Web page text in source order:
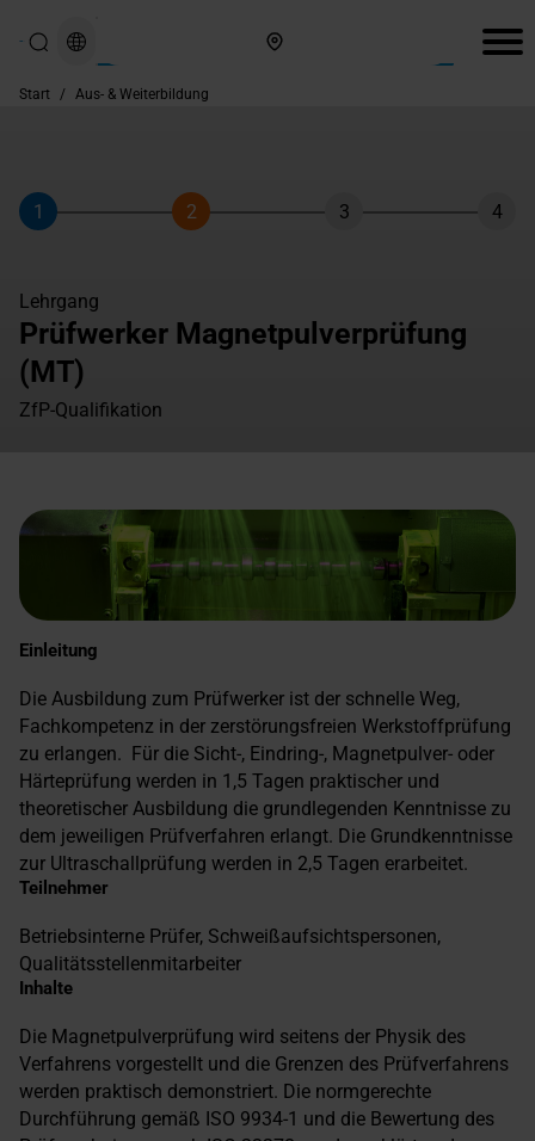
Start / Aus- & Weiterbildung
Schritt
1
Schritt
2
Schritt
3 4
Lehrgang
Prüfwerker Magnetpulverprüfung
(MT)
ZfP-Qualifikation
Einleitung
Die Ausbildung zum Prüfwerker ist der schnelle Weg,
Fachkompetenz in der zerstörungsfreien Werkstoffprüfung
zu erlangen. Für die Sicht-, Eindring-, Magnetpulver- oder
Härteprüfung werden in 1,5 Tagen praktischer und
theoretischer Ausbildung die grundlegenden Kenntnisse zu
dem jeweiligen Prüfverfahren erlangt. Die Grundkenntnisse
zur Ultraschallprüfung werden in 2,5 Tagen erarbeitet.
Teilnehmer
Betriebsinterne Prüfer, Schweißaufsichtspersonen,
Qualitätsstellenmitarbeiter
Inhalte
Die Magnetpulverprüfung wird seitens der Physik des
Verfahrens vorgestellt und die Grenzen des Prüfverfahrens
werden praktisch demonstriert. Die normgerechte
Durchführung gemäß ISO 9934-1 und die Bewertung des